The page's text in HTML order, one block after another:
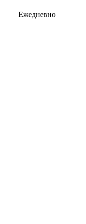
Ежедневно